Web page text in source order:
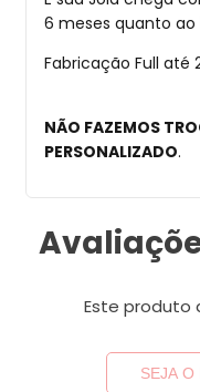
6 meses quanto ao
Fabricação Full até
NÃO FAZEMOS
PERSONALIZADO.
Este produto
SEJA O